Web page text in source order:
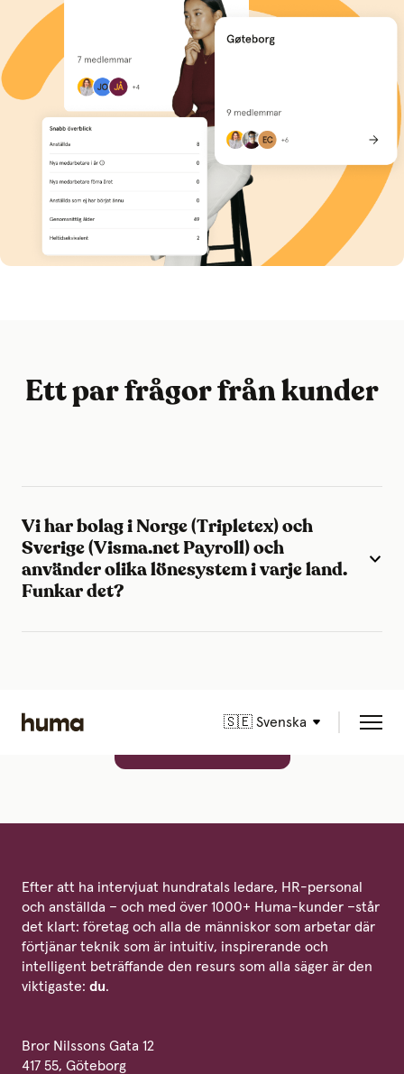
Ett par frågor från kunder
Vi har bolag i Norge (Tripletex) och
Sverige (Visma.net Payroll) och
använder olika lönesystem i varje land.
Funkar det?
🇸🇪 Svenska
🇸🇪 Svenska
🇸🇪 Svenska
🇸🇪 Svenska
Efter att ha intervjuat hundratals ledare, HR-personal
och anställda – och med över 1000+ Huma-kunder –står
det klart: företag och alla de människor som arbetar där
förtjänar teknik som är intuitiv, inspirerande och
intelligent beträffande den resurs som alla säger är den
viktigaste: du.
Bror Nilssons Gata 12
417 55, Göteborg